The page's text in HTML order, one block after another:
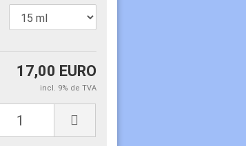
17,00 EURO
incl. 9% de TVA